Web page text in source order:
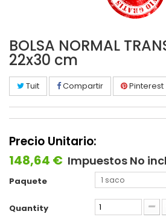
BOLSA NORMAL
22x30 cm
Tuit Compartir Pinterest
Precio Unitario:
148,64 € Impuestos No
Paquete 1 saco
Quantity